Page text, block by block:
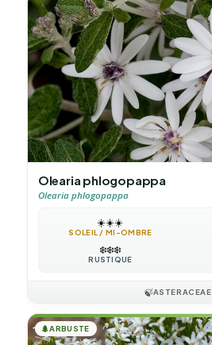
Olearia phlogopappa
Olearia phlogopappa
☀️☀️☀️
SOLEIL / MI-OMBRE
❄️❄️❄️
RUSTIQUE
🍃ASTERACEAE
🌲ARBUSTE